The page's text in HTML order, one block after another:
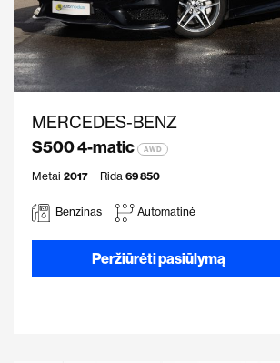
MERCEDES-BENZ
S500 4-matic
AWD
Metai 2017 Rida 69 850
Benzinas Automatinė
Peržiūrėti pasiūlymą